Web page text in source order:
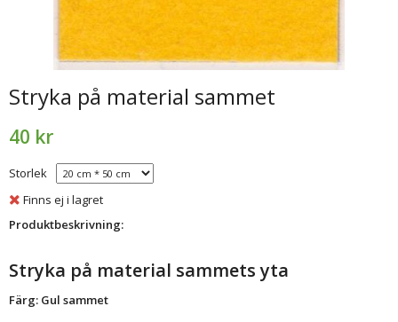
Stryka på material sammet
40 kr
Storlek
Finns ej i lagret
Produktbeskrivning:
Stryka på material sammets yta
Färg: Gul sammet